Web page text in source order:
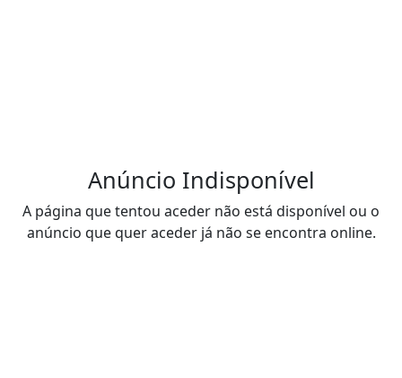
Anúncio Indisponível
A página que tentou aceder não está disponível ou o
anúncio que quer aceder já não se encontra online.